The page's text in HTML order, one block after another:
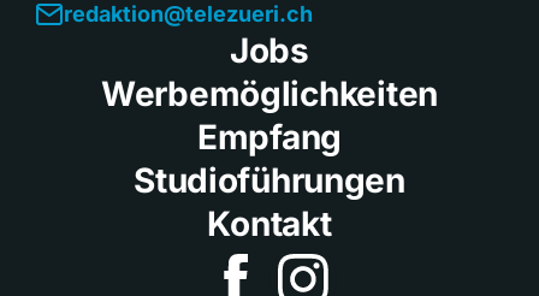
redaktion@telezueri.ch
Jobs
Werbemöglichkeiten
Empfang
Studioführungen
Kontakt